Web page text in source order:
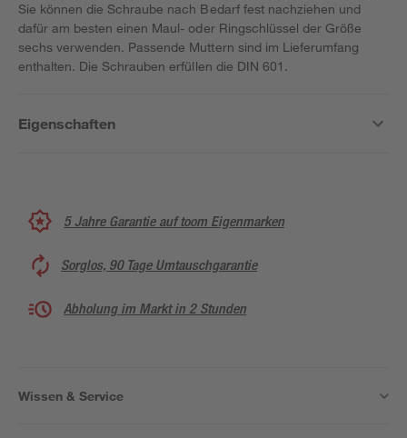
Sie können die Schraube nach Bedarf fest nachziehen und
dafür am besten einen Maul- oder Ringschlüssel der Größe
sechs verwenden. Passende Muttern sind im Lieferumfang
enthalten. Die Schrauben erfüllen die DIN 601.
Eigenschaften
5 Jahre Garantie auf toom Eigenmarken
Sorglos, 90 Tage Umtauschgarantie
Abholung im Markt in 2 Stunden
Wissen & Service